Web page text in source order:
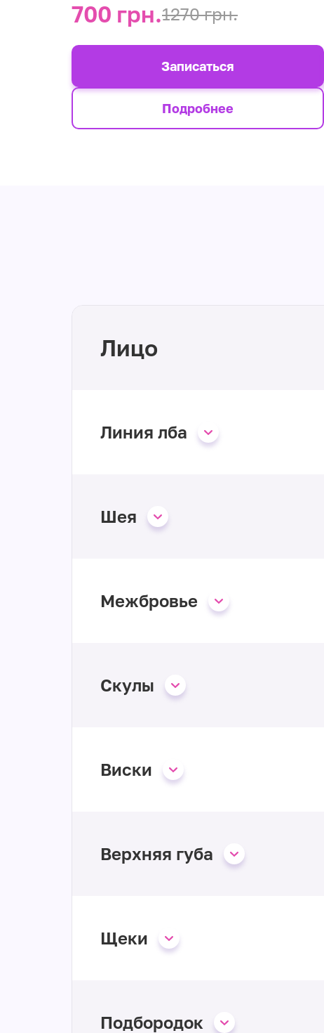
700 грн.1270 грн.
Подробнее
Записаться
Лицо
Линия лба
Шея
Межбровье
Скулы
Виски
Верхняя губа
Щеки
Подбородок